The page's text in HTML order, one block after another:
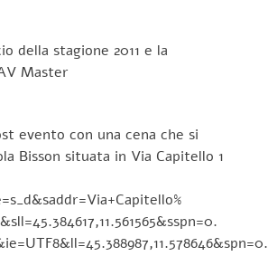
della stagione 2011 e la
Master
evento con una cena che si
Bisson situata in Via Capitello 1